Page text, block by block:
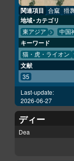
関連項目 合窳 猾
地域・カテゴリ
東アジア 中国
キーワード
猫・虎・ライオン
文献
35
Last-update:
2026-06-27
ディー
Dea